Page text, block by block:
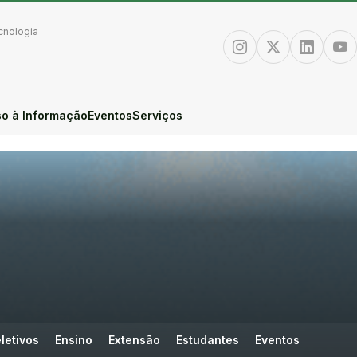
InstagramTwitter/XLinkedin
à InformaçãoEventosServiços
Ensino Extensão Estudantes Eventos